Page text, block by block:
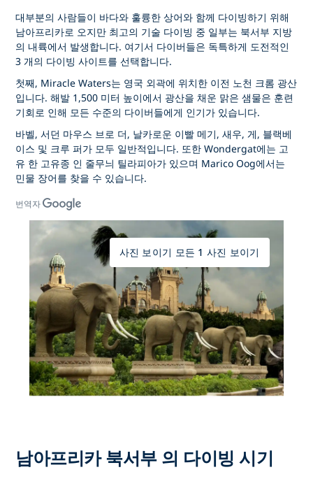
대부분의 사람들이 바다와 훌륭한 상어와 함께 다이빙하기 위해
남아프리카로 오지만 최고의 기술 다이빙 중 일부는 북서부 지방
의 내륙에서 발생합니다. 여기서 다이버들은 독특하게 도전적인
3 개의 다이빙 사이트를 선택합니다.
첫째, Miracle Waters는 영국 외곽에 위치한 이전 노천 크롬 광산
입니다. 해발 1,500 미터 높이에서 광산을 채운 맑은 샘물은 훈련
기회로 인해 모든 수준의 다이버들에게 인기가 있습니다.
바벨, 서던 마우스 브로 더, 날카로운 이빨 메기, 새우, 게, 블랙베
이스 및 크루 퍼가 모두 일반적입니다. 또한 Wondergat에는 고
유 한 고유종 인 줄무늬 틸라피아가 있으며 Marico Oog에서는
민물 장어를 찾을 수 있습니다.
번역자
사진 보이기 모든 1 사진 보이기
남아프리카 북서부 의 다이빙 시기